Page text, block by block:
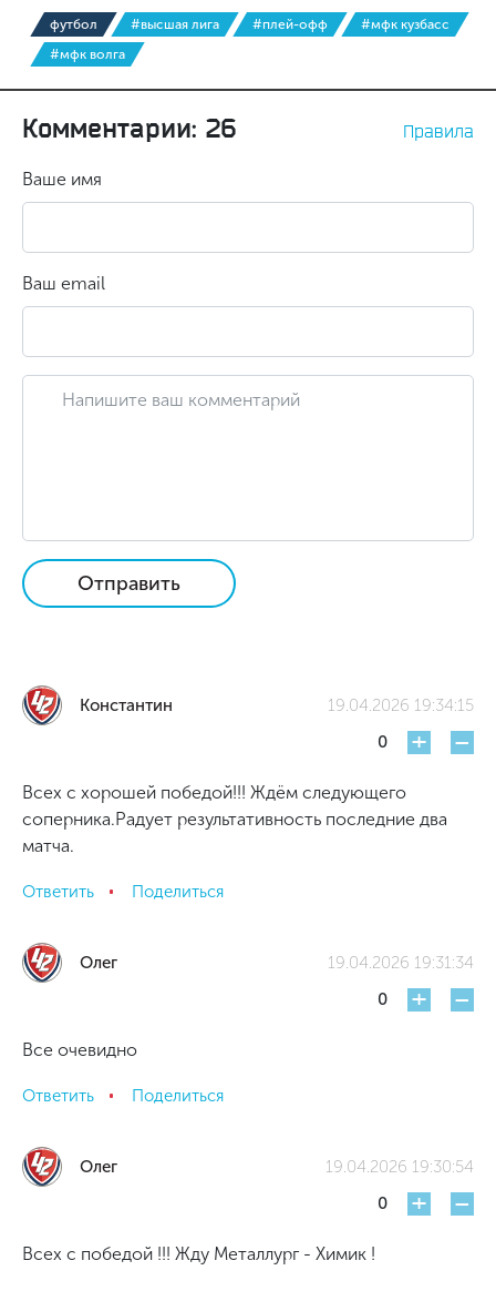
футбол #высшая лига #плей-офф
#мфк кузбасс
#мфк волга
Комментарии: 26 Правила
Ваше имя
Ваш email
Отправить
Константин
19.04.2026 19:34:15
0
+ -
Всех с хорошей победой!!! Ждём следующего
соперника.Радует результативность последние два
матча.
Ответить Поделиться
Олег
19.04.2026 19:31:34
0
+ -
Все очевидно
Ответить Поделиться
Олег
19.04.2026 19:30:54
0
+ -
Всех с победой !!! Жду Металлург - Химик !